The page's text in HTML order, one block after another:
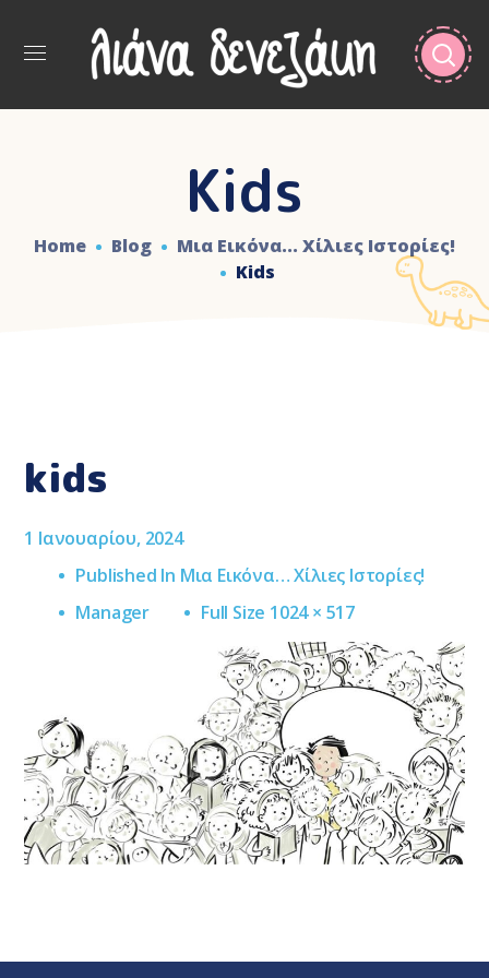
Kids
Home Blog
Μια Εικόνα... Χίλιες Ιστορίες!
Kids
kids
1 Ιανουαρίου, 2024
Published In Μια Εικόνα… Χίλιες Ιστορίες!
Manager
Full
Size
Full Size 1024 × 517